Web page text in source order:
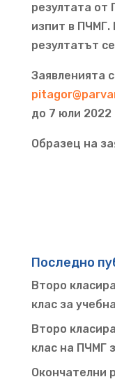
резултата от
изпит в ПЧМГ.
резултатът
Заявленията
до 7 юли 2022
Образец на
Последно
Второ
клас за
Второ
клас на ПЧМГ
Окончателни